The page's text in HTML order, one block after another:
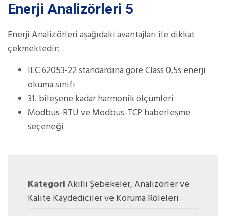
Enerji Analizörleri 5
Enerji Analizörleri aşağıdaki avantajları ile dikkat
çekmektedir:
IEC 62053-22 standardına göre Class 0,5s enerji
okuma sınıfı
31. bileşene kadar harmonik ölçümleri
Modbus-RTU ve Modbus-TCP haberleşme
seçeneği
KategoriAkıllı Şebekeler,Analizörler ve
Kalite Kaydediciler ve Koruma Röleleri